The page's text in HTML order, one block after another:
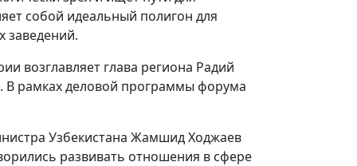
собой идеальный полигон для
заведений.
возглавляет глава региона Радий
В рамках деловой программы форума
Узбекистана Жамшид Ходжаев
развивать отношения в сфере